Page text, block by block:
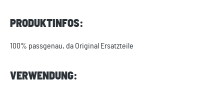
PRODUKTINFOS:
100% passgenau, da Original Ersatzteile
VERWENDUNG: